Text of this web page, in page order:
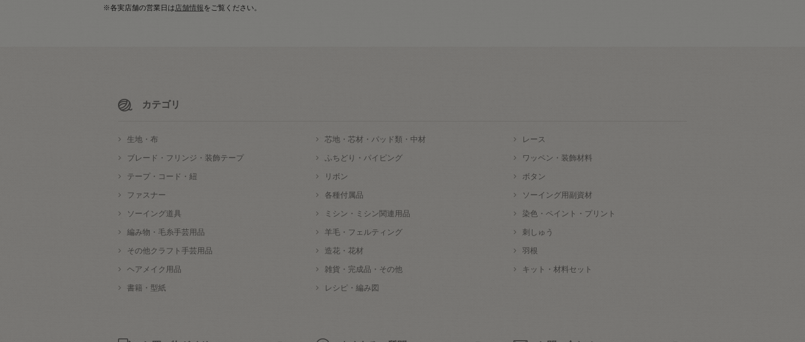
※各実店舗の営業日は店舗情報をご覧ください。
カテゴリ
生地・布 芯地・芯材・パッド類・中材 レース
ブレード・フリンジ・装飾テープ ふちどり・パイピング ワッペン・装飾材料
テープ・コード・紐 リボン ボタン
ファスナー 各種付属品 ソーイング用副資材
ソーイング道具 ミシン・ミシン関連用品 染色・ペイント・プリント
編み物・毛糸手芸用品 羊毛・フェルティング 刺しゅう
その他クラフト手芸用品 造花・花材 羽根
ヘアメイク用品 雑貨・完成品・その他 キット・材料セット
書籍・型紙 レシピ・編み図